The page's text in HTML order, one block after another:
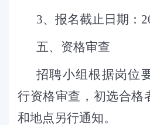
3、报名截止日期：
五、资格审查
招聘小组根据岗位
行资格审查，初选合格
和地点另行通知。